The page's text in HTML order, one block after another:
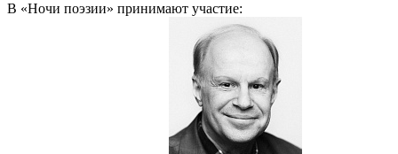
В «Ночи поэзии» принимают участие: